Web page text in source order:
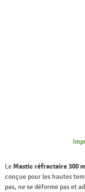
LeMastic réfractaire 300
conçue pour les hautes
pas, ne se déforme pas et